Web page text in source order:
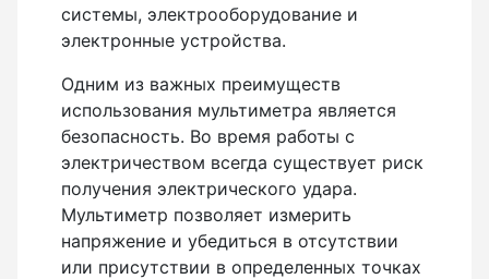
системы, электрооборудование и
электронные устройства.
Одним из важных преимуществ
использования мультиметра является
безопасность. Во время работы с
электричеством всегда существует риск
получения электрического удара.
Мультиметр позволяет измерить
напряжение и убедиться в отсутствии
или присутствии в определенных точках
Лазерные уровни
Лазерные уровни (с зеленым лучом)
Лазерные уровни (с красным лучом)
Лазерные уровни ADA
Показать еще